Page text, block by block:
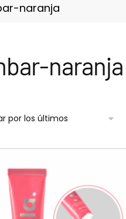
naranja
naranja